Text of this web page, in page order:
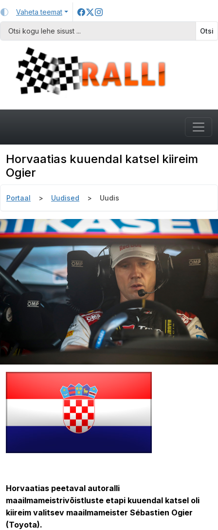
Vaheta teemat
Otsi
Horvaatias kuuendal katsel kiireim
Ogier
Portaal Uudised Uudis
Horvaatias peetaval autoralli
maailmameistrivõistluste etapi kuuendal katsel oli
kiireim valitsev maailmameister Sébastien Ogier
(Toyota).